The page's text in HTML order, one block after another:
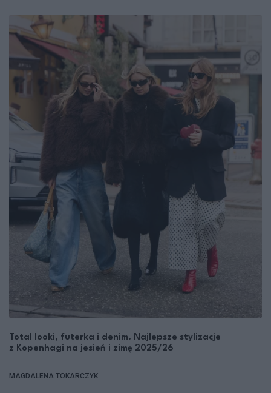
Total looki, futerka i denim. Najlepsze stylizacje
z Kopenhagi na jesień i zimę 2025/26
MAGDALENA TOKARCZYK